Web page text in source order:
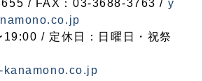
/ FAX：03-3688-3763 / y
/ 定休日：日曜日・祝祭